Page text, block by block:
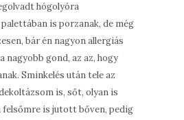
hógolyóra
is porzanak, de még
bár én nagyon allergiás
nagyobb gond, az az, hogy
Sminkelés után tele az
is, sőt, olyan is
felsőmre is jutott bőven, pedig